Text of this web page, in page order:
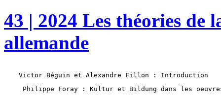
43 | 2024 Les théories de
allemande
Victor Béguin et Alexandre Fillon : Introduction
Philippe Foray : Kultur et Bildung dans les